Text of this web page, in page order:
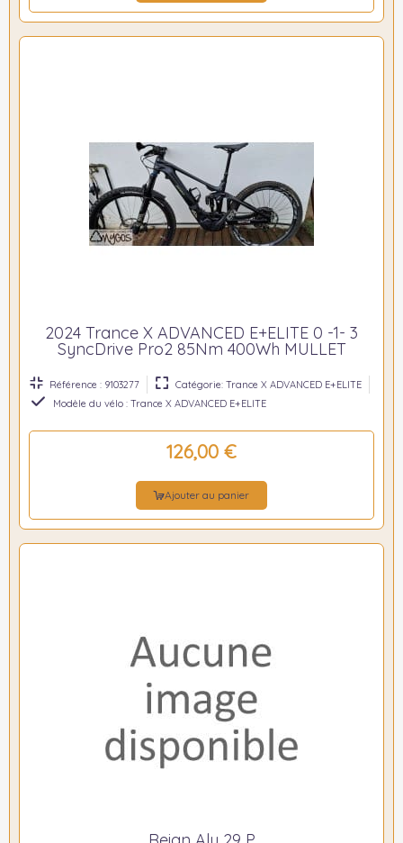
2024 Trance X ADVANCED E+ELITE 0 -1- 3
SyncDrive Pro2 85Nm 400Wh MULLET
Référence : 9103277
Catégorie: Trance X ADVANCED E+ELITE
Modèle du vélo : Trance X ADVANCED E+ELITE
126,00 €
Ajouter au panier